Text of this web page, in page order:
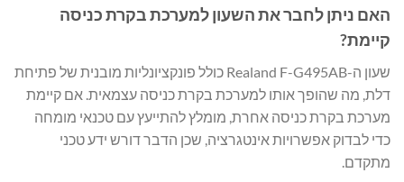
האם ניתן לחבר את השעון למערכת בקרת כניסה
קיימת?
שעון ה-Realand F-G495AB כולל פונקציונליות מובנית של פתיחת
דלת, מה שהופך אותו למערכת בקרת כניסה עצמאית. אם קיימת
מערכת בקרת כניסה אחרת, מומלץ להתייעץ עם טכנאי מומחה
כדי לבדוק אפשרויות אינטגרציה, שכן הדבר דורש ידע טכני
מתקדם.